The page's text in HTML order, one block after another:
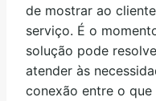
de mostrar ao
serviço. É o
solução pode
atender às
conexão entre o